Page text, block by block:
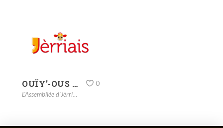
OUÏY’-OUS LA CHANSON DÉ JOUAIE? – HARK THE HERALD ANGELS SING
L'Assembliée d'Jèrriais
0